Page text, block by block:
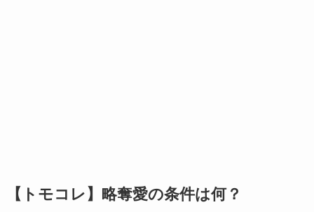
【トモコレ】略奪愛の条件は何？